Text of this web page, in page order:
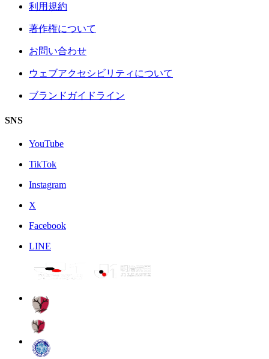
利用規約
著作権について
お問い合わせ
ウェブアクセシビリティについて
ブランドガイドライン
SNS
YouTube
TikTok
Instagram
X
Facebook
LINE